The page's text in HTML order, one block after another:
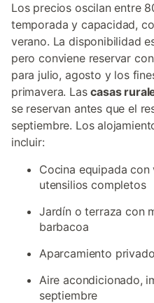
Los precios oscilan entre
temporada y capacidad,
verano. La disponibilidad
pero conviene reservar
para julio, agosto y los
primavera. Lascasas
se reservan antes que el
septiembre. Los
incluir:
Cocina equipada
utensilios completos
Jardín o terraza con
barbacoa
Aparcamiento
Aire acondicionado,
septiembre